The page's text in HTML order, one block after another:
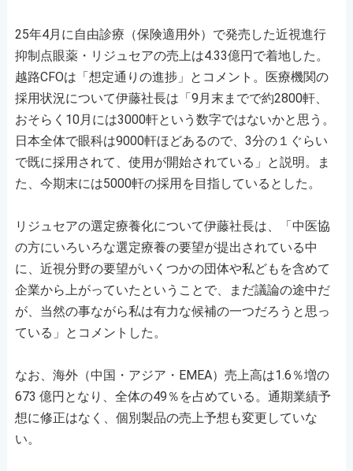
25年4月に自由診療（保険適用外）で発売した近視進行
抑制点眼薬・リジュセアの売上は4.33億円で着地した。
越路CFOは「想定通りの進捗」とコメント。医療機関の
採用状況について伊藤社長は「9月末までで約2800軒、
おそらく10月には3000軒という数字ではないかと思う。
日本全体で眼科は9000軒ほどあるので、3分の１ぐらい
で既に採用されて、使用が開始されている」と説明。ま
た、今期末には5000軒の採用を目指しているとした。
リジュセアの選定療養化について伊藤社長は、「中医協
の方にいろいろな選定療養の要望が提出されている中
に、近視分野の要望がいくつかの団体や私どもを含めて
企業から上がっていたということで、まだ議論の途中だ
が、当然の事ながら私は有力な候補の一つだろうと思っ
ている」とコメントした。
なお、海外（中国・アジア・EMEA）売上高は1.6％増の
673 億円となり、全体の49％を占めている。通期業績予
想に修正はなく、個別製品の売上予想も変更していな
い。